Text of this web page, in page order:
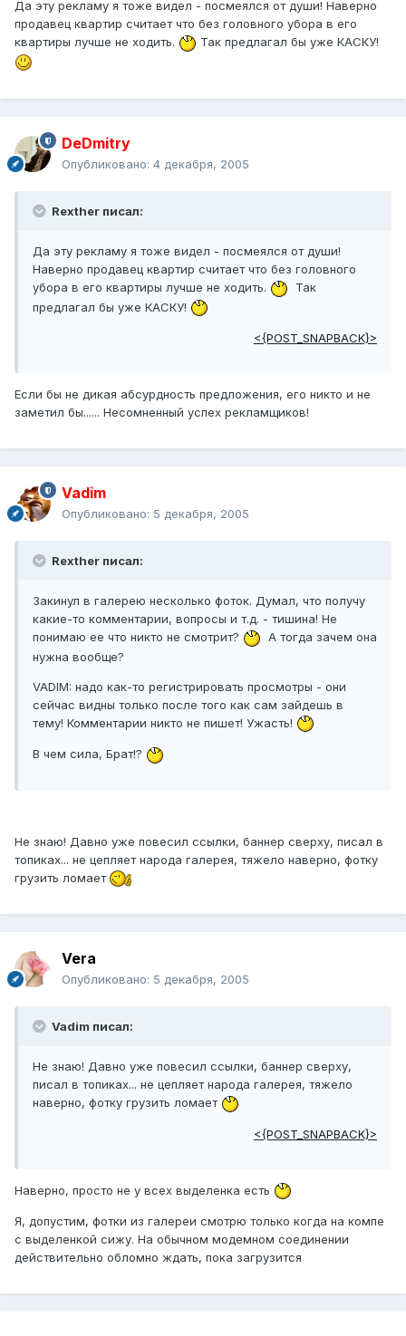
Да эту рекламу я тоже видел - посмеялся от души! Наверно
продавец квартир считает что без головного убора в его
квартиры лучше не ходить.
Так предлагал бы уже КАСКУ!
DeDmitry
Опубликовано: 4 декабря, 2005
Rexther писал:
Да эту рекламу я тоже видел - посмеялся от души!
Наверно продавец квартир считает что без головного
убора в его квартиры лучше не ходить.
Так
предлагал бы уже КАСКУ!
<{POST_SNAPBACK}>
Если бы не дикая абсурдность предложения, его никто и не
заметил бы...... Несомненный успех рекламщиков!
Vadim
Опубликовано: 5 декабря, 2005
Rexther писал:
Закинул в галерею несколько фоток. Думал, что получу
какие-то комментарии, вопросы и т.д. - тишина! Не
понимаю ее что никто не смотрит?
А тогда зачем она
нужна вообще?
VADIM: надо как-то регистрировать просмотры - они
сейчас видны только после того как сам зайдешь в
тему! Комментарии никто не пишет! Ужасть!
В чем сила, Брат!?
Не знаю! Давно уже повесил ссылки, баннер сверху, писал в
топиках... не цепляет народа галерея, тяжело наверно, фотку
грузить ломает
Vera
Опубликовано: 5 декабря, 2005
Vadim писал:
Не знаю! Давно уже повесил ссылки, баннер сверху,
писал в топиках... не цепляет народа галерея, тяжело
наверно, фотку грузить ломает
<{POST_SNAPBACK}>
Наверно, просто не у всех выделенка есть
Я, допустим, фотки из галереи смотрю только когда на компе
с выделенкой сижу. На обычном модемном соединении
действительно обломно ждать, пока загрузится